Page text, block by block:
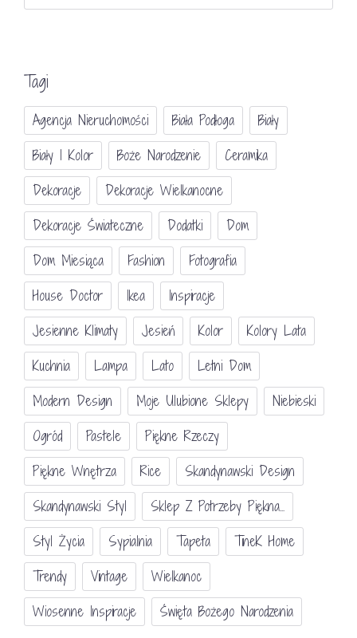
Tagi
Agencja Nieruchomości Biała Podłoga
Biały
Biały I Kolor
Boże Narodzenie
Ceramika
Dekoracje
Dekoracje Wielkanocne
Dekoracje Świateczne
Dodatki
Dom
Dom Miesiąca
Fashion
Fotografia
House Doctor
Ikea
Inspiracje
Jesienne Klimaty
Jesień Kolor
Kolory Lata
Kuchnia
Lampa Lato
Letni Dom
Modern Design
Moje Ulubione Sklepy
Niebieski
Ogród
Pastele
Piękne Rzeczy
Piękne Wnętrza
Rice
Skandynawski Design
Skandynawski Styl
Sklep Z Potrzeby Piękna...
Styl Życia
Sypialnia Tapeta
TineK Home
Trendy
Vintage
Wielkanoc
Wiosenne Inspiracje
Święta Bożego Narodzenia